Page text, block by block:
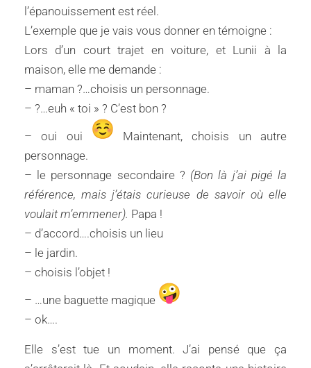
l’épanouissement est réel.
L’exemple que je vais vous donner en témoigne :
Lors d’un court trajet en voiture, et Lunii à la
maison, elle me demande :
– maman ?…choisis un personnage.
– ?…euh « toi » ? C’est bon ?
– oui oui
Maintenant, choisis un autre
personnage.
– le personnage secondaire ? (Bon là j’ai pigé la
référence, mais j’étais curieuse de savoir où elle
voulait m’emmener). Papa !
– d’accord….choisis un lieu
– le jardin.
– choisis l’objet !
– …une baguette magique
– ok….
Elle s’est tue un moment. J’ai pensé que ça